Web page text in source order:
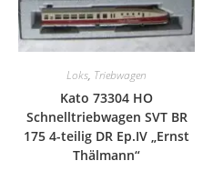
Loks, Triebwagen
Kato 73304 HO
Schnelltriebwagen SVT BR
175 4-teilig DR Ep.IV „Ernst
Thälmann“